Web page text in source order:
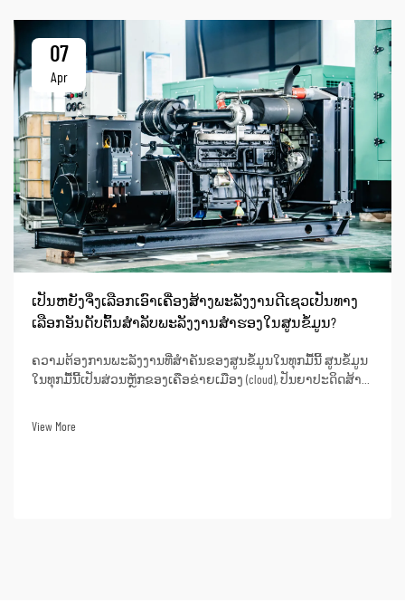
07
Apr
ເປັນຫຍັງຈຶ່ງເລືອກເອົາເຄື່ອງສ້າງພະລັງງານດີເຊວເປັນທາງ
ເລືອກອັນດັບຕົ້ນສຳລັບພະລັງງານສຳຮອງໃນສູນຂໍ້ມູນ?
ຄວາມຕ້ອງການພະລັງງານທີ່ສຳຄັນຂອງສູນຂໍ້ມູນໃນທຸກມື້ນີ້ ສູນຂໍ້ມູນ
ໃນທຸກມື້ນີ້ເປັນສ່ວນຫຼັກຂອງເຄືອຂ່າຍເມືອງ (cloud), ປັນຍາປະດິດສ້າງ
View More